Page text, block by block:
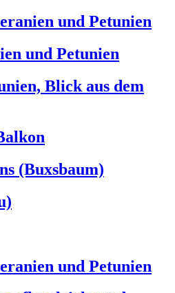
und Petunien
und Petunien
Blick aus dem
(Buxsbaum)
und Petunien